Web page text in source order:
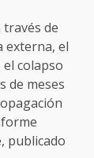
través de
externa, el
colapso
de meses
publicado